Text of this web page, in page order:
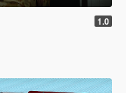
1.0